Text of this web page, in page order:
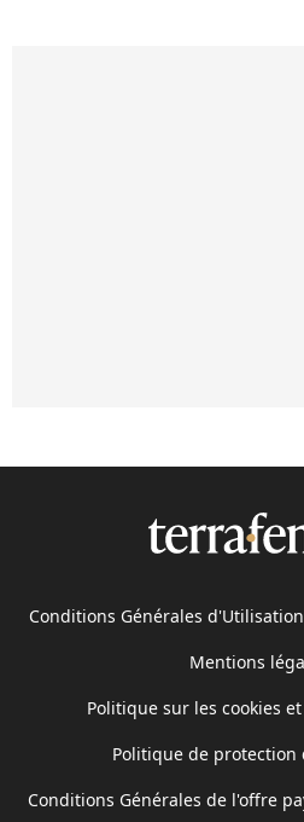
Conditions Générales d'Utilisation
Mentions
Politique sur les cookies
Politique de protection
Conditions Générales de l'offre